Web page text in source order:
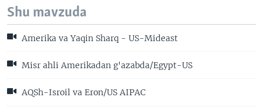
Shu mavzuda
Amerika va Yaqin Sharq - US-Mideast
Misr ahli Amerikadan g'azabda/Egypt-US
AQSh-Isroil va Eron/US AIPAC